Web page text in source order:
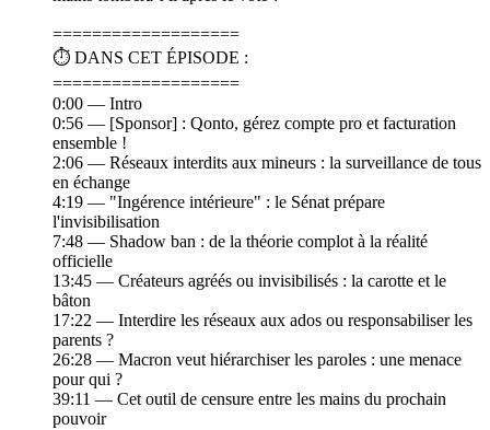
===================
⏱️ DANS CET ÉPISODE :
===================
0:00 — Intro
0:56 — [Sponsor] : Qonto, gérez compte pro et facturation
ensemble !
2:06 — Réseaux interdits aux mineurs : la surveillance de tous
en échange
4:19 — "Ingérence intérieure" : le Sénat prépare
l'invisibilisation
7:48 — Shadow ban : de la théorie complot à la réalité
officielle
13:45 — Créateurs agréés ou invisibilisés : la carotte et le
bâton
17:22 — Interdire les réseaux aux ados ou responsabiliser les
parents ?
26:28 — Macron veut hiérarchiser les paroles : une menace
pour qui ?
39:11 — Cet outil de censure entre les mains du prochain
pouvoir